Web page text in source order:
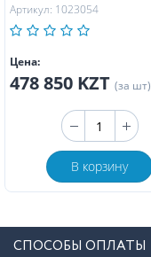
Артикул: 1023054
Цена:
478 850 KZT (за шт)
В корзину
СПОСОБЫ ОПЛАТЫ